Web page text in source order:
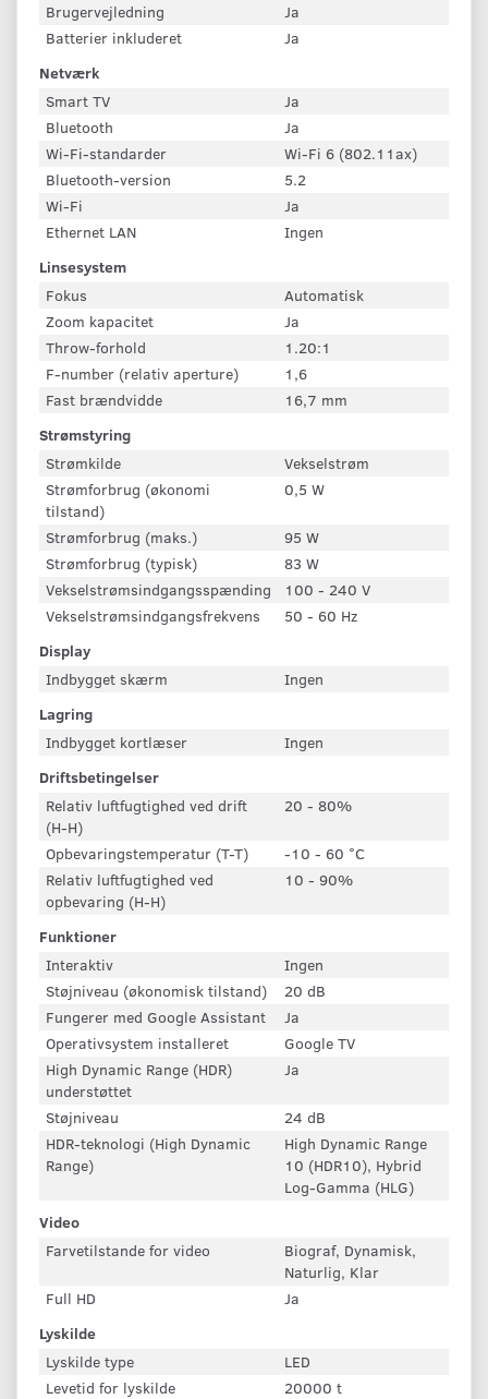
Brugervejledning
Ja
Batterier inkluderet
Ja
Netværk
Smart TV
Ja
Bluetooth
Ja
Wi-Fi-standarder
Wi-Fi 6 (802.11ax)
Bluetooth-version
5.2
Wi-Fi
Ja
Ethernet LAN
Ingen
Linsesystem
Fokus
Automatisk
Zoom kapacitet
Ja
Throw-forhold
1.20:1
F-number (relativ aperture)
1,6
Fast brændvidde
16,7 mm
Strømstyring
Strømkilde
Vekselstrøm
Strømforbrug (økonomi
tilstand)
0,5 W
Strømforbrug (maks.)
95 W
Strømforbrug (typisk)
83 W
Vekselstrømsindgangsspænding
100 - 240 V
Vekselstrømsindgangsfrekvens
50 - 60 Hz
Display
Indbygget skærm
Ingen
Lagring
Indbygget kortlæser
Ingen
Driftsbetingelser
Relativ luftfugtighed ved drift
(H-H)
20 - 80%
Opbevaringstemperatur (T-T)
-10 - 60 °C
Relativ luftfugtighed ved
opbevaring (H-H)
10 - 90%
Funktioner
Interaktiv
Ingen
Støjniveau (økonomisk tilstand)
20 dB
Fungerer med Google Assistant
Ja
Operativsystem installeret
Google TV
High Dynamic Range (HDR)
understøttet
Ja
Støjniveau
24 dB
HDR-teknologi (High Dynamic
Range)
High Dynamic Range
10 (HDR10), Hybrid
Log-Gamma (HLG)
Video
Farvetilstande for video
Biograf, Dynamisk,
Naturlig, Klar
Full HD
Ja
Lyskilde
Lyskilde type
LED
Levetid for lyskilde
20000 t